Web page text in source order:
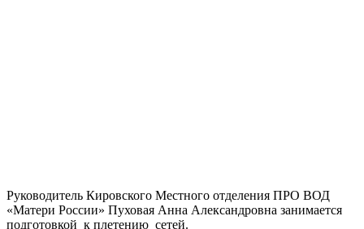
Руководитель Кировского Местного отделения ПРО ВОД
«Матери России» Пуховая Анна Александровна занимается
подготовкой к плетению сетей.